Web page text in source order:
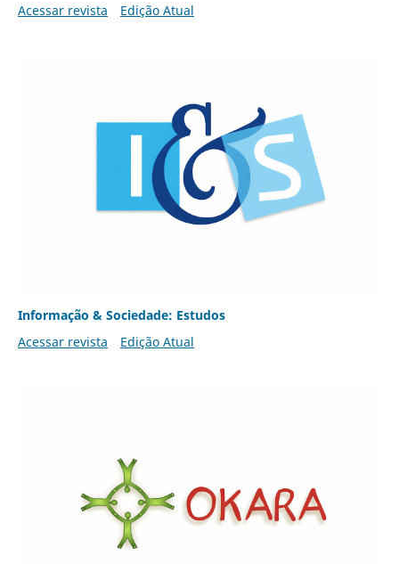
Acessar revista
Edição Atual
Informação & Sociedade: Estudos
Acessar revista
Edição Atual